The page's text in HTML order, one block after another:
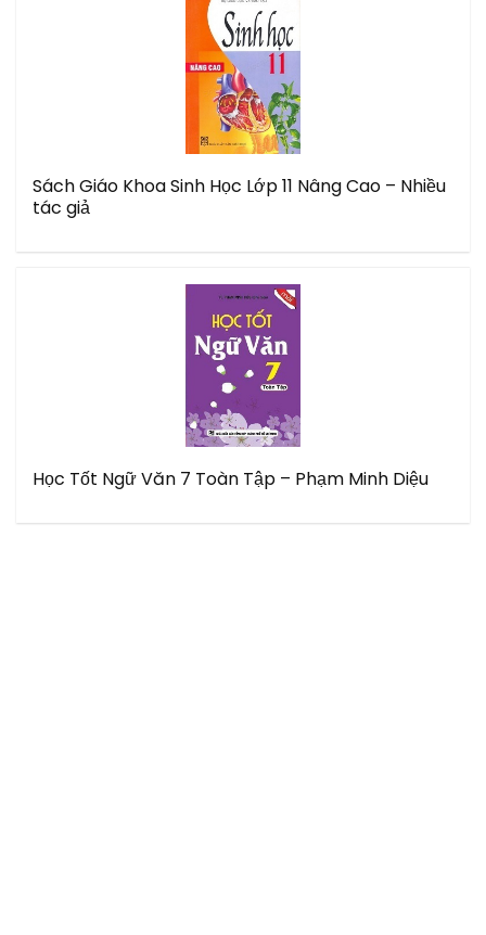
Sách Giáo Khoa Sinh Học Lớp 11 Nâng Cao – Nhiều
tác giả
Học Tốt Ngữ Văn 7 Toàn Tập – Phạm Minh Diệu